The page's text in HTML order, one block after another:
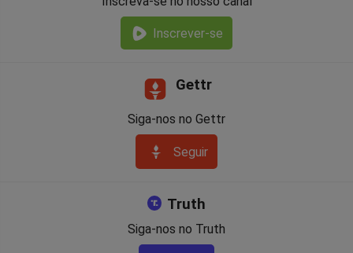
Inscrever-se
Gettr
Siga-nos no Gettr
Seguir
Truth
Siga-nos no Truth